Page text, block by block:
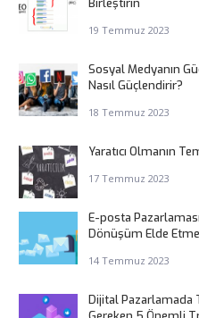
Birleştirin
19 Temmuz 2023
Sosyal Medyanın
Nasıl Güçlendirir?
18 Temmuz 2023
Yaratıcı Olmanın
17 Temmuz 2023
E-posta
Dönüşüm Elde Etme
14 Temmuz 2023
Dijital Pazarlamada